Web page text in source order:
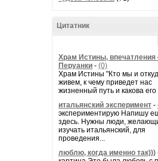
Цитатник
Храм Истины, впечатления
Перуанки - (0)
Храм Истины "Кто мы и
живем, к чему приведет нас
жизненный путь и какова
итальянский эксперимент -
экспериментирую Напишу
здесь. Нужны люди,
изучать итальянский, для
проведения...
люблю, когда именно так)))